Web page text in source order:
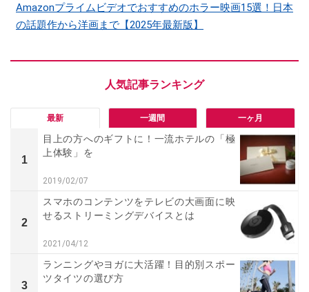
Amazonプライムビデオでおすすめのホラー映画15選！日本
の話題作から洋画まで【2025年最新版】
最新 一週間 一ヶ月
1
目上の方へのギフトに！一流ホテルの「極
上体験」を
2019/02/07
2
スマホのコンテンツをテレビの大画面に映
せるストリーミングデバイスとは
2021/04/12
3
ランニングやヨガに大活躍！目的別スポー
ツタイツの選び方